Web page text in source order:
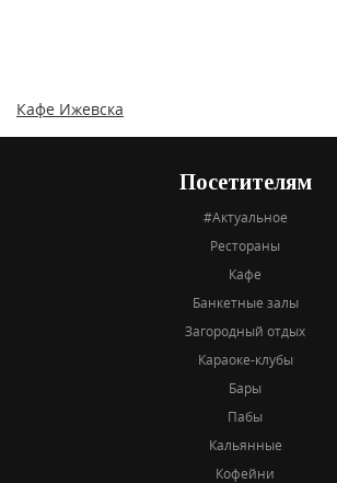
Кафе Ижевска
Посетителям
#Актуальное
Рестораны
Кафе
Банкетные залы
Загородный отдых
Караоке-клубы
Бары
Пабы
Кальянные
Кофейни